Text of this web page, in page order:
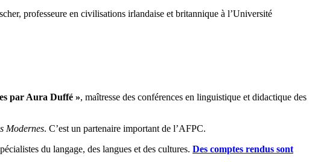
professeure en civilisations irlandaise et britannique à l’Université
par Aura Duffé », maîtresse des conférences en linguistique et didactique des
Modernes. C’est un partenaire important de l’AFPC.
du langage, des langues et des cultures. Des comptes rendus sont